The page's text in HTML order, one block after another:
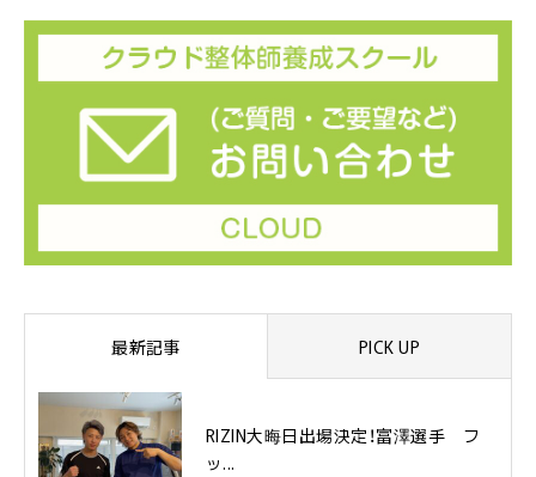
最新記事 PICK UP
RIZIN大晦日出場決定！富澤選手 フ
ッ...